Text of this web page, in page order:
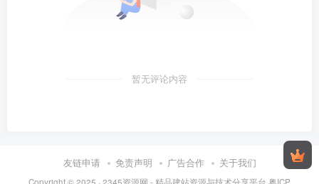
暂无评论内容
友链申请 免责声明 广告合作 关于我们